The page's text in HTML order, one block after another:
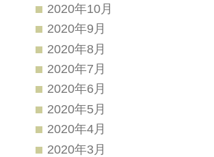
2020年10月
2020年9月
2020年8月
2020年7月
2020年6月
2020年5月
2020年4月
2020年3月